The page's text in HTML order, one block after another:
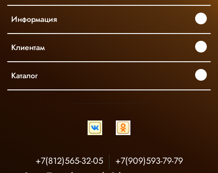
Информация
Клиентам
Каталог
+7(812)565-32-05
+7(909)593-79-79